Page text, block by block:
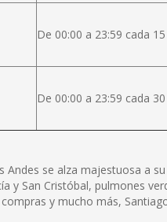
De 00:00 a 23:59 cada
De 00:00 a 23:59 cada
se alza majestuosa a
y San Cristóbal, pulmones
y mucho más,